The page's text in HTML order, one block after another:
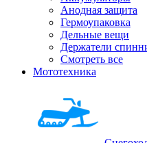
Анодная защита
Гермоупаковка
Дельные вещи
Держатели
Смотреть все
Мототехника